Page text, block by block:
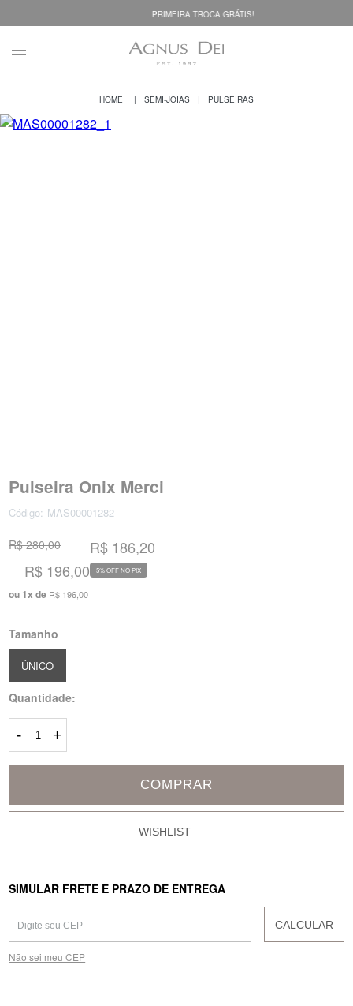
PRIMEIRA TROCA GRÁTIS!
SEMI-JOIAS PULSEIRAS
Pulseira Onix Merci
Código: MAS00001282
R$ 280,00
R$ 196,00
ou 1x de R$ 196,00
R$ 186,20
5% OFF NO PIX
Tamanho
ÚNICO
Quantidade:
- +
COMPRAR
SIMULAR FRETE E PRAZO DE ENTREGA
CALCULAR
Não sei meu CEP